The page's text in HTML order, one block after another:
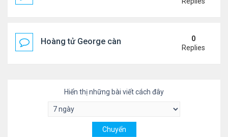
Hoàng tử George càng lớn càng điển trai0
Replies
Hiển thị những bài viết cách đây